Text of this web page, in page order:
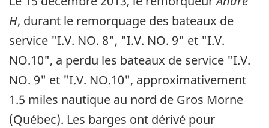
H, durant le remorquage des bateaux de
service "I.V. NO. 8", "I.V. NO. 9" et "I.V.
NO.10", a perdu les bateaux de service "I.V.
NO. 9" et "I.V. NO.10", approximativement
1.5 miles nautique au nord de Gros Morne
(Québec). Les barges ont dérivé pour